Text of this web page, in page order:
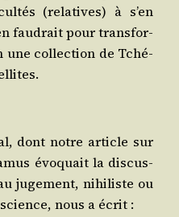
(rela­tives) à s’en
fau­drait pour trans­for­
une col­lec­tion de Tché­
dont notre article sur
évo­quait la dis­cus­
juge­ment, nihi­liste ou
nous a écrit :